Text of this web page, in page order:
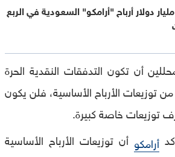
27.5 مليار دولار أرباح "أرامكو" السعودية في الربع
أن تكون التدفقات النقدية الحرة
من توزيعات الأرباح الأساسية، فلن يكون
توزيعات خاصة كبيرة.
أرامكو أن توزيعات الأرباح الأساسية